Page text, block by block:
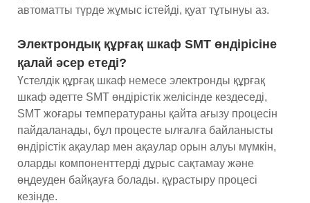
автоматты түрде жұмыс істейді, қуат тұтынуы аз.
Электрондық құрғақ шкаф SMT өндірісіне
қалай әсер етеді?
Үстелдік құрғақ шкаф немесе электронды құрғақ
шкаф әдетте SMT өндірістік желісінде кездеседі,
SMT жоғары температураны қайта ағызу процесін
пайдаланады, бұл процесте ылғалға байланысты
өндірістік ақаулар мен ақаулар орын алуы мүмкін,
оларды компоненттерді дұрыс сақтамау және
өңдеуден байқауға болады. құрастыру процесі
кезінде.